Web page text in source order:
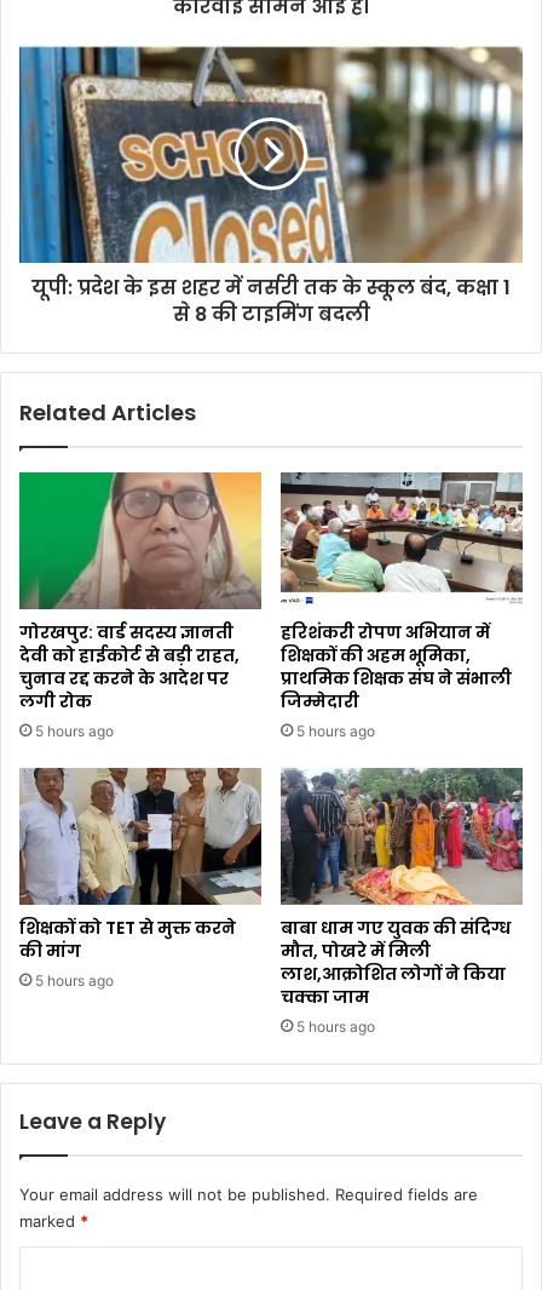
कार्रवाई सामने आई है।
यूपी: प्रदेश के इस शहर में नर्सरी तक के स्कूल बंद, कक्षा 1
से 8 की टाइमिंग बदली
Related Articles
गोरखपुर: वार्ड सदस्य ज्ञानती
देवी को हाईकोर्ट से बड़ी राहत,
चुनाव रद्द करने के आदेश पर
लगी रोक
5 hours ago
हरिशंकरी रोपण अभियान में
शिक्षकों की अहम भूमिका,
प्राथमिक शिक्षक संघ ने संभाली
जिम्मेदारी
5 hours ago
शिक्षकों को TET से मुक्त करने
की मांग
5 hours ago
बाबा धाम गए युवक की संदिग्ध
मौत, पोखरे में मिली
लाश,आक्रोशित लोगों ने किया
चक्का जाम
5 hours ago
Leave a Reply
Your email address will not be published. Required fields are
marked *